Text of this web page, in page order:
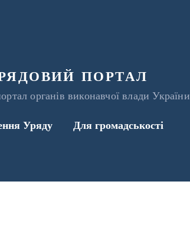
портал
органів виконавчої влади України
Уряду Для громадськості